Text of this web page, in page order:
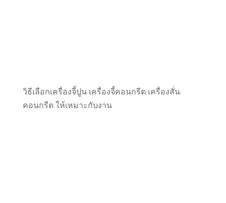
วิธีเลือกเครื่องจี้ปูน เครื่องจี้คอนกรีต เครื่องสั่น
คอนกรีต ให้เหมาะกับงาน